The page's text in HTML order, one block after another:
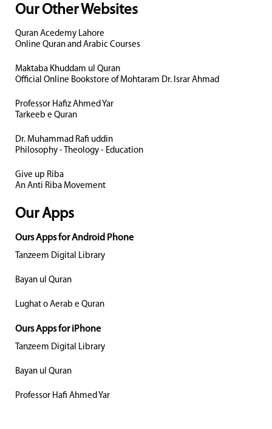
Our Other Websites
Quran Acedemy Lahore
Online Quran and Arabic Courses
Maktaba Khuddam ul Quran
Official Online Bookstore of Mohtaram Dr. Israr Ahmad
Professor Hafiz Ahmed Yar
Tarkeeb e Quran
Dr. Muhammad Rafi uddin
Philosophy - Theology - Education
Give up Riba
An Anti Riba Movement
Our Apps
Ours Apps for Android Phone
Tanzeem Digital Library
Bayan ul Quran
Lughat o Aerab e Quran
Ours Apps for iPhone
Tanzeem Digital Library
Bayan ul Quran
Professor Hafi Ahmed Yar